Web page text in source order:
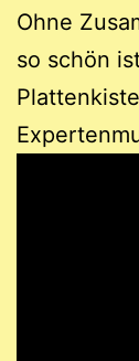
Ohne
so schön